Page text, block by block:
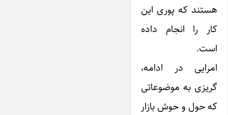
هستند که پوری این
کار را انجام داده
است.
امرایی در ادامه،
گریزی به موضوعاتی
که حول و حوش بازار